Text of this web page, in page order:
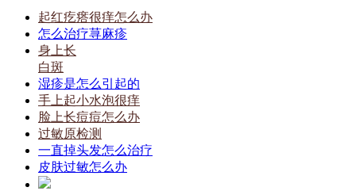
起红疙瘩很痒怎么办
怎么治疗荨麻疹
身上长
白斑
湿疹是怎么引起的
手上起小水泡很痒
脸上长痘痘怎么办
过敏原检测
一直掉头发怎么治疗
皮肤过敏怎么办